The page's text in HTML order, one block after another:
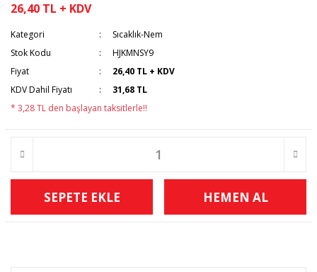
26,40 TL + KDV
Kategori
Sıcaklık-Nem
Stok Kodu
HJKMNSY9
Fiyat
26,40 TL + KDV
KDV Dahil Fiyatı
31,68 TL
* 3,28 TL den başlayan taksitlerle!!
SEPETE EKLE HEMEN AL